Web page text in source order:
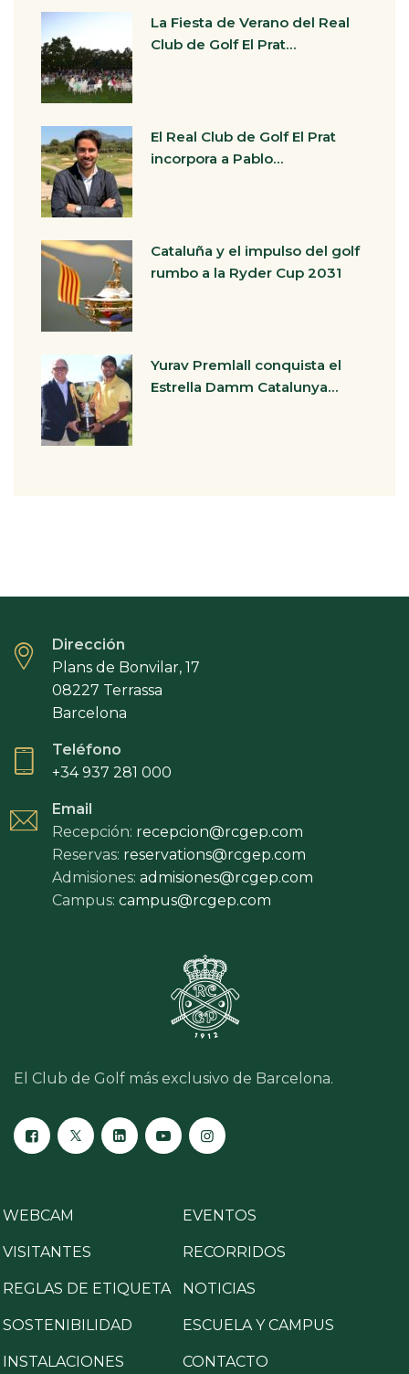
La Fiesta de Verano del Real
Club de Golf El Prat…
El Real Club de Golf El Prat
incorpora a Pablo…
Cataluña y el impulso del golf
rumbo a la Ryder Cup 2031
Yurav Premlall conquista el
Estrella Damm Catalunya…
Dirección
Plans de Bonvilar, 17
08227 Terrassa
Barcelona
Teléfono
+34 937 281 000
Email
Recepción: recepcion@rcgep.com
Reservas: reservations@rcgep.com
Admisiones: admisiones@rcgep.com
Campus: campus@rcgep.com
El Club de Golf más exclusivo de Barcelona.
WEBCAM EVENTOS
VISITANTES RECORRIDOS
REGLAS DE ETIQUETA NOTICIAS
SOSTENIBILIDAD ESCUELA Y CAMPUS
INSTALACIONES CONTACTO